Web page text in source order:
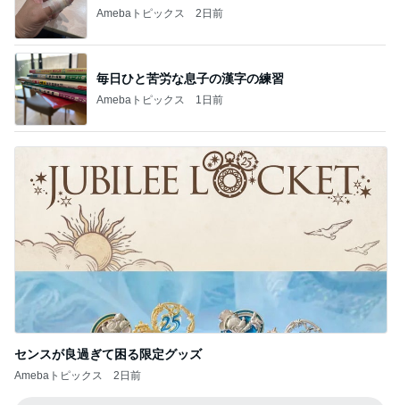
Amebaトピックス 2日前
毎日ひと苦労な息子の漢字の練習
Amebaトピックス 1日前
センスが良過ぎて困る限定グッズ
Amebaトピックス 2日前